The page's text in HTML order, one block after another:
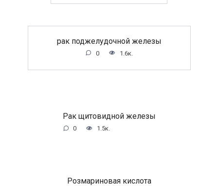
рак поджелудочной железы
0 1.6к.
Рак щитовидной железы
0 1.5к.
Розмариновая кислота